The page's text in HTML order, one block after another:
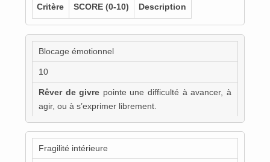
Critère SCORE (0-10) Description
Blocage émotionnel
10
Rêver de givre pointe une difficulté à avancer, à
agir, ou à s’exprimer librement.
Fragilité intérieure